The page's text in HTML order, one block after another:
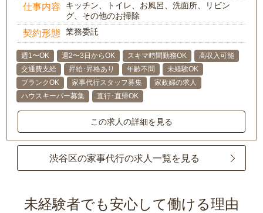
仕事内容
キッチン、トイレ、お風呂、洗面所、リビン
グ、その他のお掃除
契約形態 業務委託
週1〜OK 週2〜3日からOK スキマ時間勤務OK
高収入可能
交通費支給
昇給･昇格あり 年齢不問
未経験OK
ブランクOK
家事代行スタッフ募集
家政婦の求人
ハウスキーパー募集
直行･直帰OK
この求人の詳細を見る
渋谷区の家事代行の求人一覧を見る
未経験者でも安心して働ける理由